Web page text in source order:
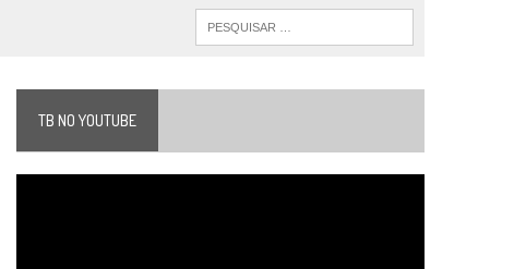
TB NO YOUTUBE